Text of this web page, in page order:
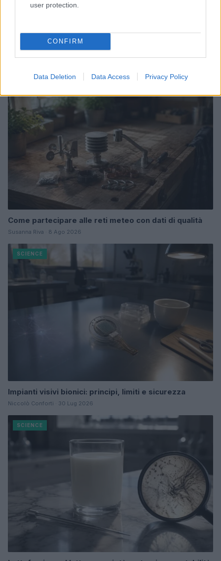
user protection.
CONFIRM
Data Deletion Data Access Privacy Policy
Continua a leggere
Come partecipare alle reti meteo con dati di qualità
Susanna Riva · 8 Ago 2026
SCIENCE
Impianti visivi bionici: principi, limiti e sicurezza
Niccolò Conforti · 30 Lug 2026
SCIENCE